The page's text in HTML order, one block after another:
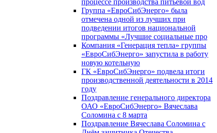
процессе производства питьевой вод
Группа «ЕвроСибЭнерго» была
отмечена одной из лучших при
подведении итогов национальной
программы «Лучшие социальные про
Компания «Генерация тепла» группы
«ЕвроСибЭнерго» запустила в работу
новую котельную
ГК «ЕвроСибЭнерго» подвела итоги
производственной деятельности в 2014
году
Поздравление генерального директора
ОАО «ЕвроСибЭнерго» Вячеслава
Соломина с 8 марта
Поздравление Вячеслава Соломина с